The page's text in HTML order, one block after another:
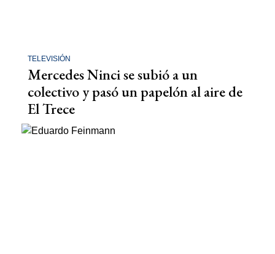
TELEVISIÓN
Mercedes Ninci se subió a un
colectivo y pasó un papelón al aire de
El Trece